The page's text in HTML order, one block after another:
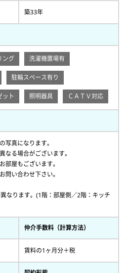
築33年
ング 洗濯機置場有
駐輪スペース有り
ット 照明器具 ＣＡＴＶ対応
写真になります。
る場合がございます。
部屋もございます。
問い合わせ下さい。
なります。(1階：部屋側／2階：キッチ
仲介手数料（計算方法）
賃料の1ヶ月分＋税